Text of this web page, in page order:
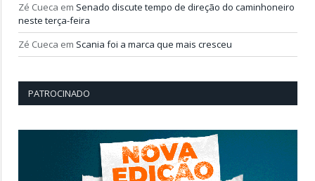
Zé Cueca em Senado discute tempo de direção do caminhoneiro
neste terça-feira
Zé Cueca em Scania foi a marca que mais cresceu
PATROCINADO